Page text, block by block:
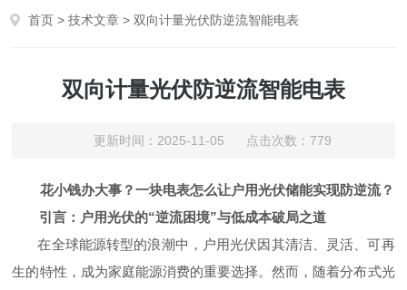
首页 >技术文章 > 双向计量光伏防逆流智能电表
双向计量光伏防逆流智能电表
更新时间：2025-11-05 点击次数：779
花小钱办大事？一块电表怎么让户用光伏储能实现防逆流？
引言：户用光伏的“逆流困境”与低成本破局之道
在全球能源转型的浪潮中，户用光伏因其清洁、灵活、可再
生的特性，成为家庭能源消费的重要选择。然而，随着分布式光